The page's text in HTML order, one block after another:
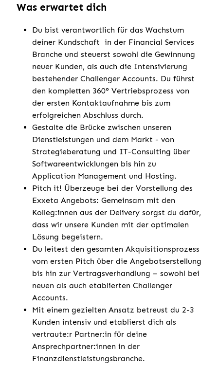
Was erwartet dich
Du bist verantwortlich für das Wachstum
deiner Kundschaft in der Financial Services
Branche und steuerst sowohl die Gewinnung
neuer Kunden, als auch die Intensivierung
bestehender Challenger Accounts. Du führst
den kompletten 360° Vertriebsprozess von
der ersten Kontaktaufnahme bis zum
erfolgreichen Abschluss durch.
Gestalte die Brücke zwischen unseren
Dienstleistungen und dem Markt - von
Strategieberatung und IT-Consulting über
Softwareentwicklungen bis hin zu
Application Management und Hosting.
Pitch it! Überzeuge bei der Vorstellung des
Exxeta Angebots: Gemeinsam mit den
Kolleg:innen aus der Delivery sorgst du dafür,
dass wir unsere Kunden mit der optimalen
Lösung begeistern.
Du leitest den gesamten Akquisitionsprozess
vom ersten Pitch über die Angebotserstellung
bis hin zur Vertragsverhandlung – sowohl bei
neuen als auch etablierten Challenger
Accounts.
Mit einem gezielten Ansatz betreust du 2-3
Kunden intensiv und etablierst dich als
vertraute:r Partner:in für deine
Ansprechpartner:innen in der
Finanzdienstleistungsbranche.